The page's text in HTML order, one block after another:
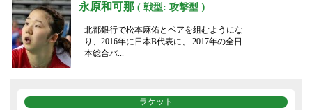
永原和可那 ( 戦型: 攻撃型 )
北都銀行で松本麻佑とペアを組むようにな
り、2016年に日本B代表に、 2017年の全日
本総合バ...
ラケット